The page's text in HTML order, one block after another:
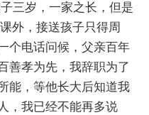
三岁，一家之长，但是
外，接送孩子只得周
个电话问候，父亲百年
善孝为先，我辞职为了
能，等他长大后知道我
，我已经不能再多说